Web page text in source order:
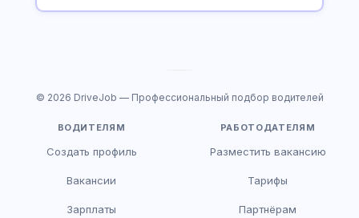
© 2026 DriveJob — Профессиональный подбор водителей
ВОДИТЕЛЯМ
Создать профиль
Вакансии
Зарплаты
РАБОТОДАТЕЛЯМ
Разместить вакансию
Тарифы
Партнёрам